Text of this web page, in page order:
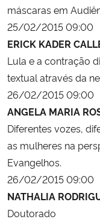
máscaras em
25/02/2015 09:00
ERICK KADER
Lula e a contração
textual através da
26/02/2015 09:00
ANGELA MARIA
Diferentes vozes,
as mulheres na
Evangelhos.
26/02/2015 09:00
NATHALIA
Doutorado